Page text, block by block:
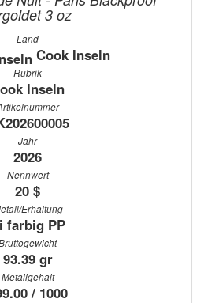
3 oz
Land
Cook Inseln
Rubrik
Inseln
Jahr
2026
Nennwert
20 $
Erhaltung
farbig PP
93.39 gr
Metallgehalt
/ 1000